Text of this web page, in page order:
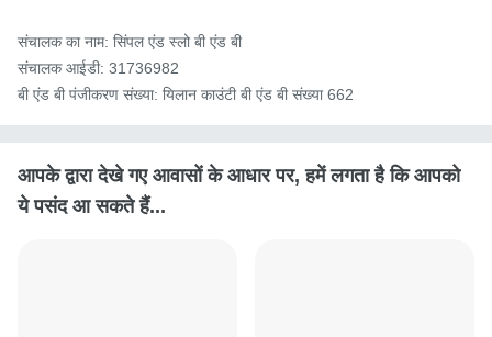
संचालक का नाम: सिंपल एंड स्लो बी एंड बी
संचालक आईडी: 31736982
बी एंड बी पंजीकरण संख्या: यिलान काउंटी बी एंड बी संख्या 662
आपके द्वारा देखे गए आवासों के आधार पर, हमें लगता है कि आपको
ये पसंद आ सकते हैं...